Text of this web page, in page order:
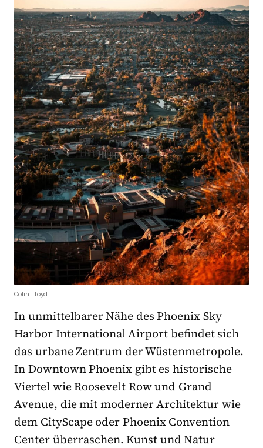
Colin Lloyd
In unmittelbarer Nähe des Phoenix Sky
Harbor International Airport befindet sich
das urbane Zentrum der Wüstenmetropole.
In Downtown Phoenix gibt es historische
Viertel wie Roosevelt Row und Grand
Avenue, die mit moderner Architektur wie
dem CityScape oder Phoenix Convention
Center überraschen. Kunst und Natur